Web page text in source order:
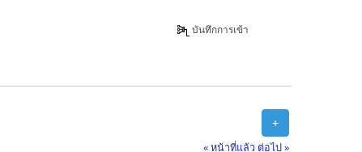
บันทึกการเข้า
+
« หน้าที่แล้ว ต่อไป »